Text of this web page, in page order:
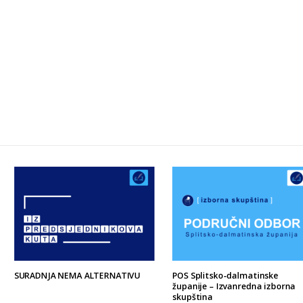
SURADNJA NEMA ALTERNATIVU
POS Splitsko-dalmatinske
županije – Izvanredna izborna
skupština